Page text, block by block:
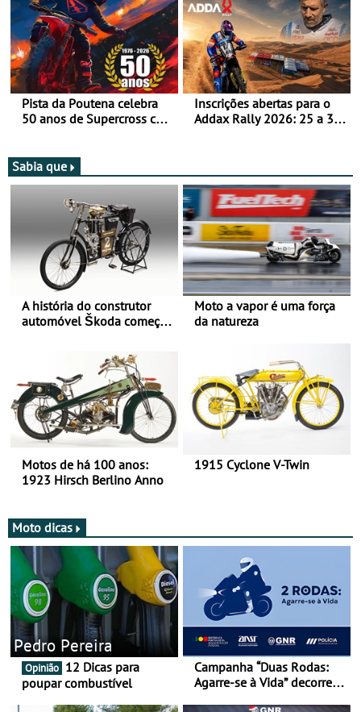
Pista da Poutena celebra
50 anos de Supercross com
Inscrições abertas para o
Addax Rally 2026: 25 a 30
Sabia que
A história do construtor
automóvel Škoda começou
Moto a vapor é uma força
da natureza
Motos de há 100 anos:
1923 Hirsch Berlino Anno
1915 Cyclone V-Twin
Moto dicas
Pedro Pereira
Opinião
poupar combustível
Campanha “Duas Rodas:
Agarre-se à Vida” decorre